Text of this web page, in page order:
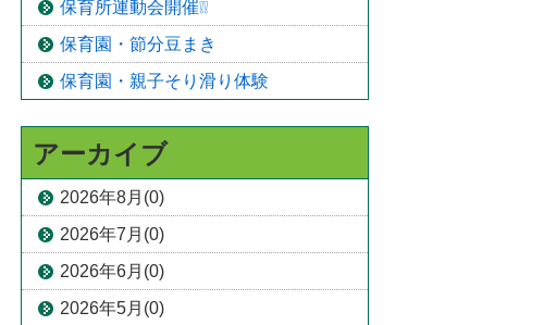
保育所運動会開催❕❕
保育園・節分豆まき
保育園・親子そり滑り体験
アーカイブ
2026年8月(0)
2026年7月(0)
2026年6月(0)
2026年5月(0)